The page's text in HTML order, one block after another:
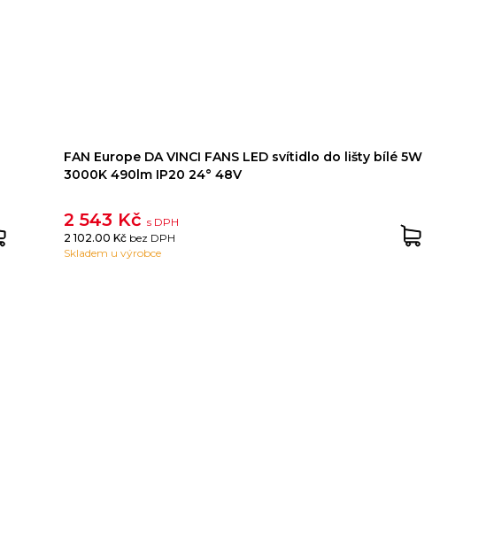
FAN Europe DA VINCI FANS LED svítidlo do lišty bílé 5W
3000K 490lm IP20 24° 48V
2 543 Kčs DPH
2 102.00 Kč bez DPH
Skladem u výrobce